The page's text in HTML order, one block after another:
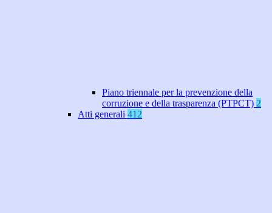
Piano triennale per la prevenzione della
corruzione e della trasparenza (PTPCT) 2
Atti generali 412